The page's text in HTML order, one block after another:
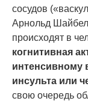
сосудов
Арнольд
происходят в
когнитивная
интенсивному
инсульта или
свою очередь